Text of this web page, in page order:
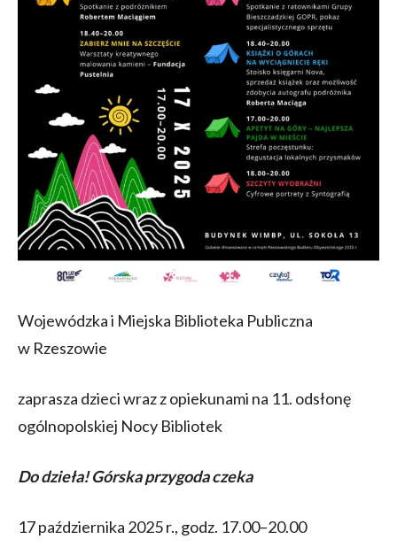
Wojewódzka i Miejska Biblioteka Publiczna
w Rzeszowie
zaprasza dzieci wraz z opiekunami na 11. odsłonę
ogólnopolskiej Nocy Bibliotek
Do dzieła! Górska przygoda czeka
17 października 2025 r., godz. 17.00–20.00